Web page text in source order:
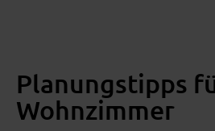
Planungstipps
Wohnzimmer